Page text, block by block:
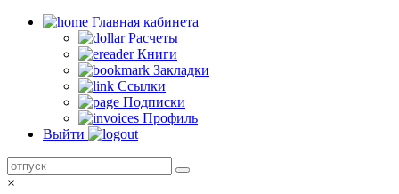
Главная кабинетa
Расчеты
Книги
Закладки
Ссылки
Подписки
Профиль
Выйти
×